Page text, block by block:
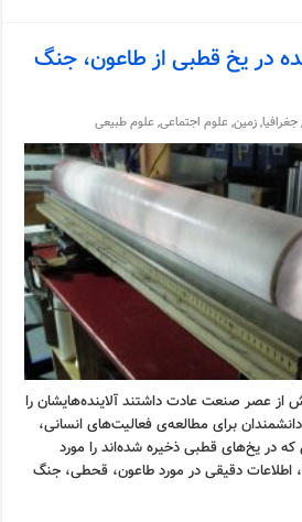
در یخ قطبی از طاعون، جنگ
,جغرافیا,زمین,علوم اجتماعی,علوم طبیعی
عصر صنعت عادت داشتند آلاینده‌هایشان را
برای مطالعه‌ی فعالیت‌های انسانی،
که در یخ‌های قطبی ذخیره شده‌اند را مورد
اطلاعات دقیقی در مورد طاعون، قحطی، جنگ